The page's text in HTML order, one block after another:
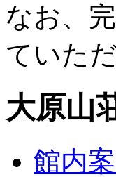
なお、
ていた
大原山
館内